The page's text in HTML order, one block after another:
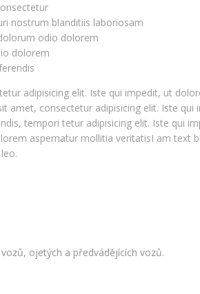
nostrum blanditiis laboriosam
odio dolorem
dolorem
adipisicing elit. Iste qui impedit, ut
amet, consectetur adipisicing elit. Iste
tempori tetur adipisicing elit. Iste qui
aspernatur mollitia veritatisI am
ojetých a předvádějících vozů.